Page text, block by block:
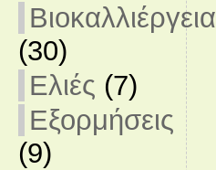
Βιοκαλλιέργεια
(30)
Ελιές (7)
Εξορμήσεις
(9)